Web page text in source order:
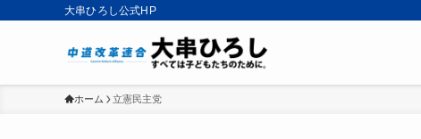
大串ひろし公式HP
ホーム 立憲民主党